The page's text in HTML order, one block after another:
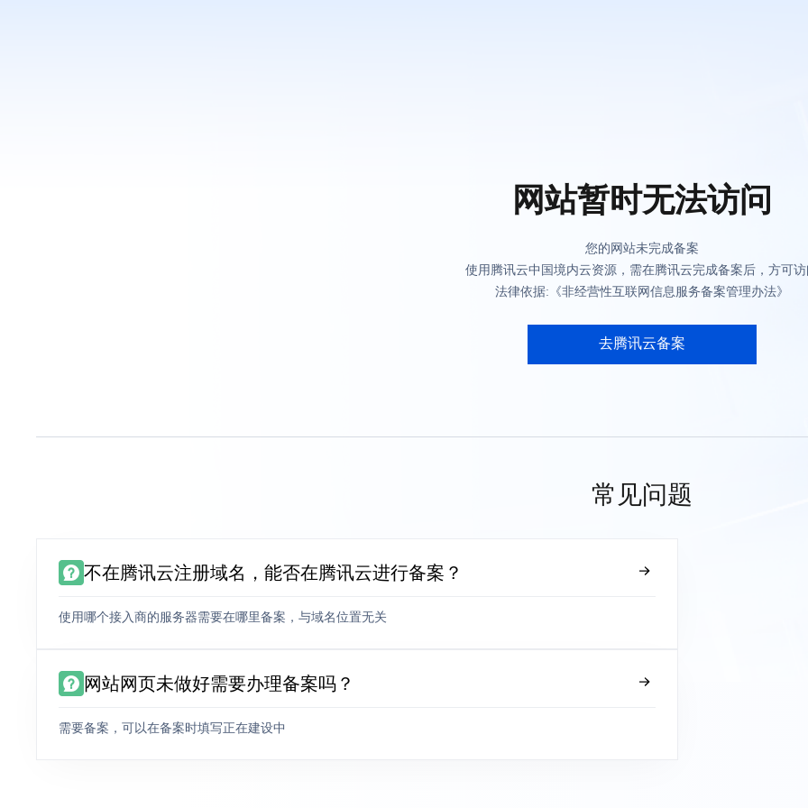
网站暂时无法访问
您的网站未完成备案
使用腾讯云中国境内云资源，需在腾讯云完成备案后，方可
法律依据:《非经营性互联网信息服务备案管理办法》
去腾讯云备案
常见问题
不在腾讯云注册域名，能否在腾讯云进行备案？
使用哪个接入商的服务器需要在哪里备案，与域名位置无关
网站网页未做好需要办理备案吗？
需要备案，可以在备案时填写正在建设中